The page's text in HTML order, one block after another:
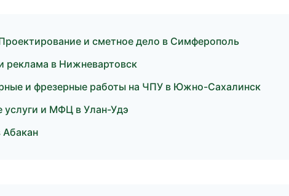
и сметное дело в Симферополь
реклама в Нижневартовск
и фрезерные работы на ЧПУ в Южно-Сахалинск
и МФЦ в Улан-Удэ
Абакан